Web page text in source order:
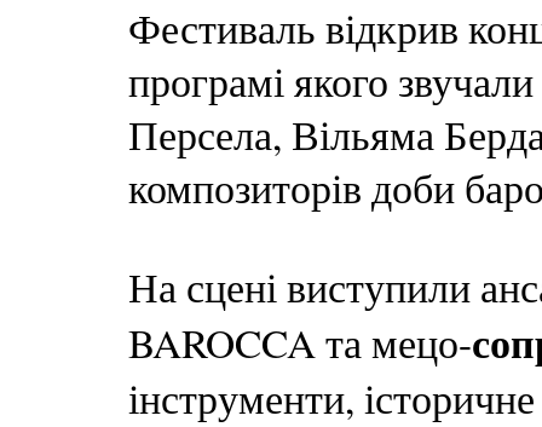
Фестиваль відкрив
програмі якого
Персела, Вільяма
композиторів доби
На сцені виступили
BAROCCA та мецо-
інструменти,